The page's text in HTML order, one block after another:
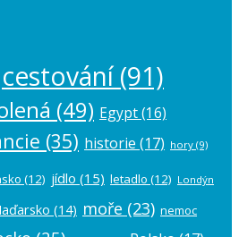
cestování(91)
(49) Egypt(16)
(35) historie (17) hory (9)
(12) jídlo (15) letadlo (12) Londýn
(14) moře (23) nemoc